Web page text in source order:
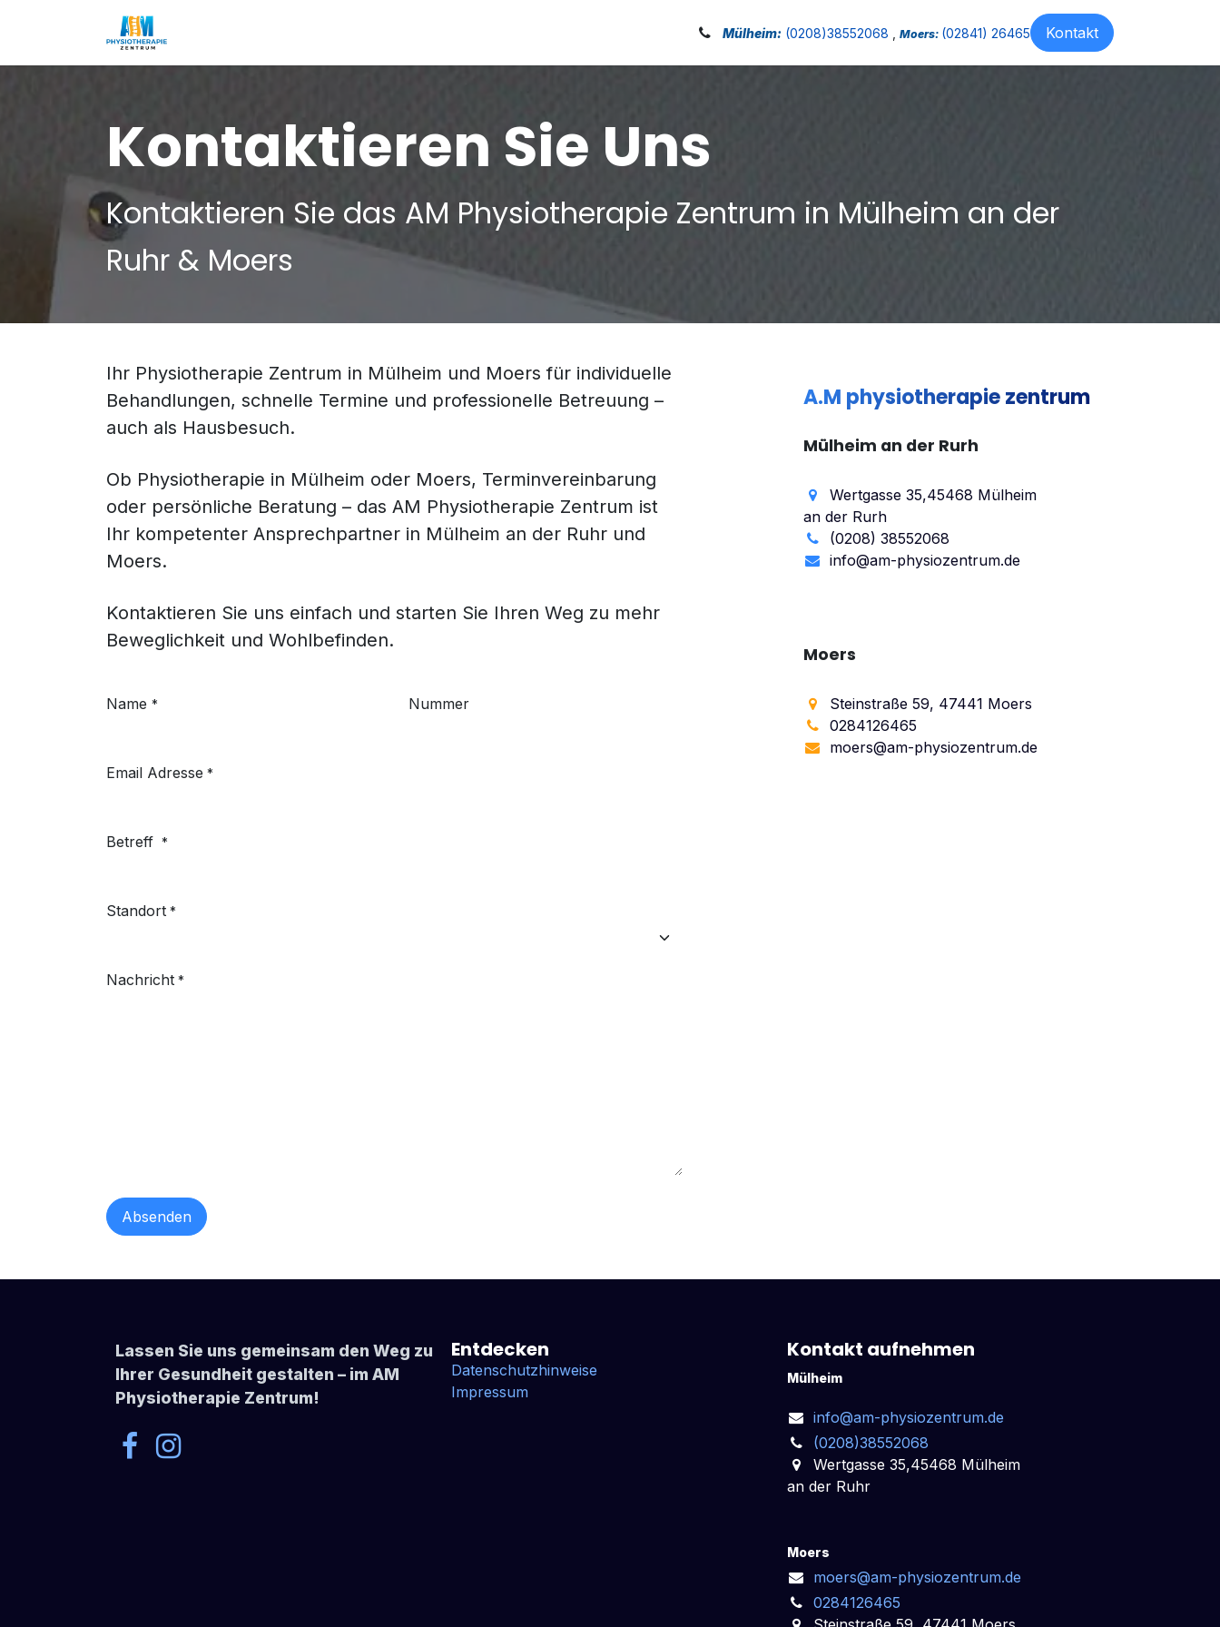
Mülheim: (0208)38552068 Moers: (02841) 26465 Kontakt
Kontaktieren Sie Uns
Kontaktieren Sie das AM Physiotherapie Zentrum in Mülheim an der
Ruhr & Moers
Ihr Physiotherapie Zentrum in Mülheim und Moers für individuelle
Behandlungen, schnelle Termine und professionelle Betreuung –
auch als Hausbesuch.
Ob Physiotherapie in Mülheim oder Moers, Terminvereinbarung
oder persönliche Beratung – das AM Physiotherapie Zentrum ist
Ihr kompetenter Ansprechpartner in Mülheim an der Ruhr und
Moers.
Kontaktieren Sie uns einfach und starten Sie Ihren Weg zu mehr
Beweglichkeit und Wohlbefinden.
Name * Nummer
Email Adresse *
Betreff *
Standort *
Nachricht *
Absenden
A.M physiotherapie zentrum
Mülheim an der Rurh
Wertgasse 35,45468 Mülheim
an der Rurh
(0208) 38552068
info@am-physiozentrum.de​
Moers
Steinstraße 59, 47441 Moers
0284126465
moers@am-physiozentrum.de
Lassen Sie uns gemeinsam den Weg zu
Ihrer Gesundheit gestalten – im AM
Physiotherapie Zentrum!
Kontakt aufnehmen
Mülheim
info@am-physiozentrum.de
(0208)38552068
Wertgasse 35,45468 Mülheim
an der Ruhr
Moers
moers@am-physiozentrum.de
0284126465
Entdecken
Datenschutzhinweise
Impressum